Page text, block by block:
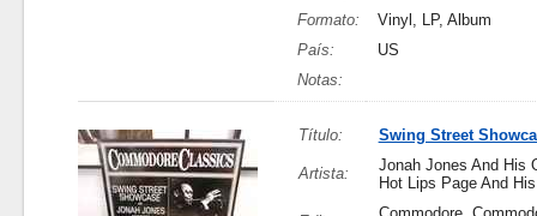
Formato:
Vinyl, LP, Album
País:
US
Notas:
Título: Swing Street
Artista:
Jonah Jones And His
Hot Lips Page And